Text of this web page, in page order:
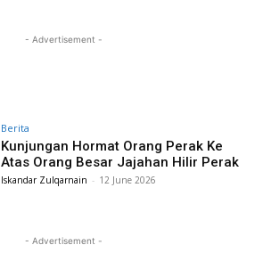
- Advertisement -
Berita
Kunjungan Hormat Orang Perak Ke
Atas Orang Besar Jajahan Hilir Perak
Iskandar Zulqarnain - 12 June 2026
- Advertisement -